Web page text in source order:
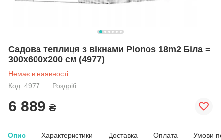
Садова теплиця з вікнами Plonos 18m2 Біла =
300х600х200 см (4977)
Немає в наявності
Код: 4977
Роздріб
6 889 ₴
Опис Характеристики Доставка Оплата Умови